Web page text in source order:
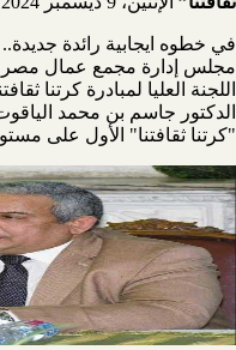
في خطوه ايجابية رائدة
مجلس إدارة مجمع عمال مصر
اللجنة العليا لمبادرة كرتنا
الدكتور جاسم بن محمد
"كرتنا ثقافتنا" الأول على